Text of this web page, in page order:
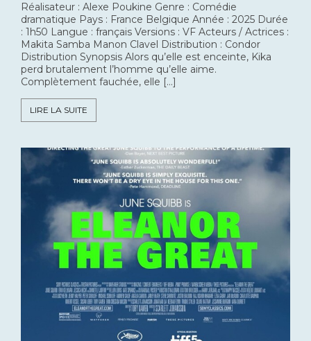
Réalisateur : Alexe Poukine Genre : Comédie
dramatique Pays : France Belgique Année : 2025 Durée
: 1h50 Langue : français Versions : VF Acteurs / Actrices :
Makita Samba Manon Clavel Distribution : Condor
Distribution Synopsis Alors qu’elle est enceinte, Kika
perd brutalement l’homme qu’elle aime.
Complètement fauchée, elle […]
LIRE LA SUITE